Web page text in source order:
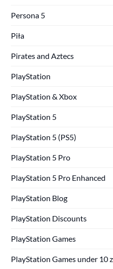
Persona 5
Piła
Pirates and Aztecs
PlayStation
PlayStation & Xbox
PlayStation 5
PlayStation 5 (PS5)
PlayStation 5 Pro
PlayStation 5 Pro Enhanced
PlayStation Blog
PlayStation Discounts
PlayStation Games
PlayStation Games under 10